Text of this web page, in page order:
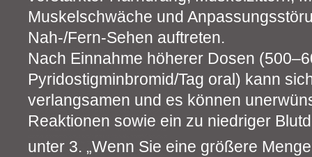
Muskelschwäche und
Nah-/Fern-Sehen auftreten.
Nach Einnahme höherer Dosen
Pyridostigminbromid/Tag oral) kann
verlangsamen und es können
Reaktionen sowie ein zu niedriger
unter 3. „Wenn Sie eine größere